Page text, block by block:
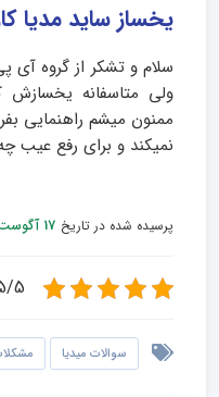
یخساز ساید مدیا
سلام و تشکر از گروه آی
ولی متاسفانه یخسازش
ممنون میشم راهنمایی
نمیکند و برای رفع عیب
پرسیده شده در تاریخ 17 آگوست 2020
5/5 - (1
سوالات میدیا